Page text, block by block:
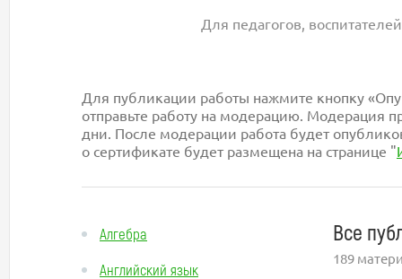
Для педагогов,
Для публикации работы нажмите кнопку
отправьте работу на модерацию. Модерация
дни. После модерации работа будет
о сертификате будет размещена на странице "
Алгебра
Английский язык
Все
189